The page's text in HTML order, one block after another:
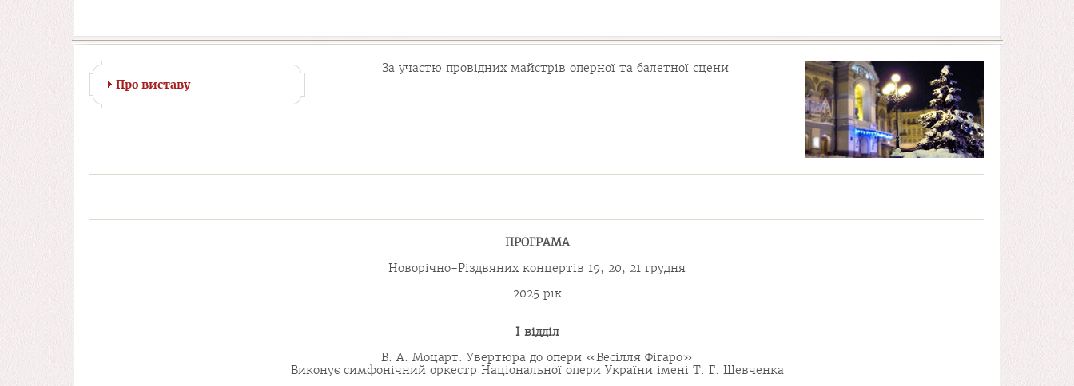
Про виставу
За участю провідних майстрів оперної та балетної сцени
ПРОГРАМА
Новорічно-Різдвяних концертів 19, 20, 21 грудня
2025 рік
І відділ
В. А. Моцарт. Увертюра до опери «Весілля Фігаро»
Виконує симфонічний оркестр Національної опери України імені Т. Г. Шевченка